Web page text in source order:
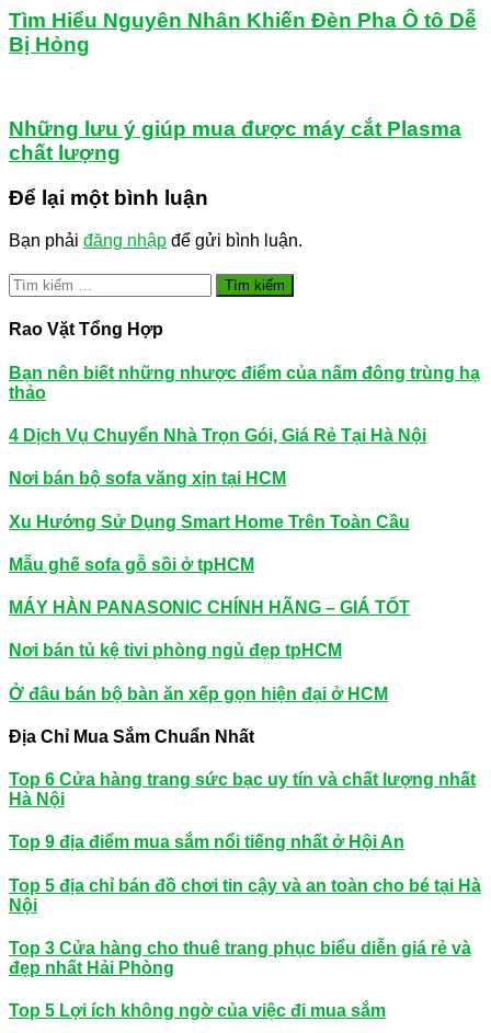
Tìm Hiểu Nguyên Nhân Khiến Đèn Pha Ô tô Dễ
Bị Hỏng
Những lưu ý giúp mua được máy cắt Plasma
chất lượng
Để lại một bình luận
Bạn phải đăng nhập để gửi bình luận.
Tìm
kiếm
cho:
Rao Vặt Tổng Hợp
Bạn nên biết những nhược điểm của nấm đông trùng hạ
thảo
4 Dịch Vụ Chuyển Nhà Trọn Gói, Giá Rẻ Tại Hà Nội
Nơi bán bộ sofa văng xịn tại HCM
Xu Hướng Sử Dụng Smart Home Trên Toàn Cầu
Mẫu ghế sofa gỗ sồi ở tpHCM
MÁY HÀN PANASONIC CHÍNH HÃNG – GIÁ TỐT
Nơi bán tủ kệ tivi phòng ngủ đẹp tpHCM
Ở đâu bán bộ bàn ăn xếp gọn hiện đại ở HCM
Địa Chỉ Mua Sắm Chuẩn Nhất
Top 6 Cửa hàng trang sức bạc uy tín và chất lượng nhất
Hà Nội
Top 9 địa điểm mua sắm nổi tiếng nhất ở Hội An
Top 5 địa chỉ bán đồ chơi tin cậy và an toàn cho bé tại Hà
Nội
Top 3 Cửa hàng cho thuê trang phục biểu diễn giá rẻ và
đẹp nhất Hải Phòng
Top 5 Lợi ích không ngờ của việc đi mua sắm